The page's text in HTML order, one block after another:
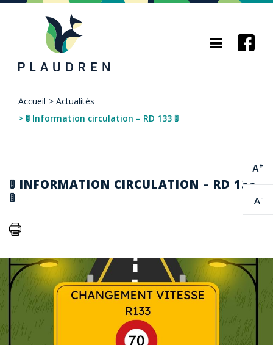
Aller
contenu
principal
A+
A-
Fil
Accueil > Actualités
> 🚦 Information circulation – RD 133 🚦
🚦 INFORMATION CIRCULATION – RD 133
🚦